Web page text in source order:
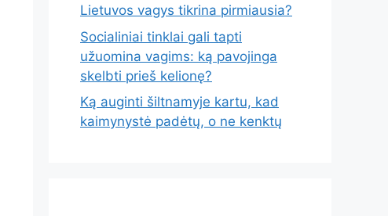
Lietuvos vagys tikrina pirmiausia?
Socialiniai tinklai gali tapti
užuomina vagims: ką pavojinga
skelbti prieš kelionę?
Ką auginti šiltnamyje kartu, kad
kaimynystė padėtų, o ne kenktų